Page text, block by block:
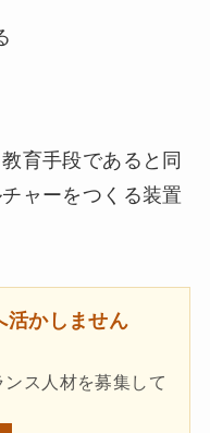
育手段であると同
ャーをつくる装置
活かしません
ス人材を募集して